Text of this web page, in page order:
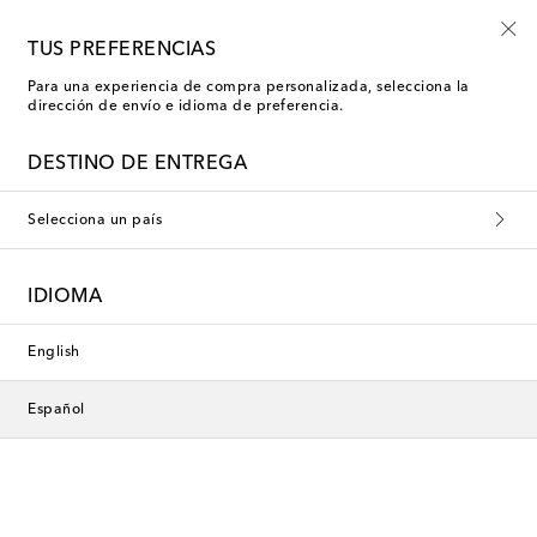
TUS PREFERENCIAS
Para una experiencia de compra personalizada, selecciona la
dirección de envío e idioma de preferencia.
DESTINO DE ENTREGA
Selecciona un país
IDIOMA
English
Español